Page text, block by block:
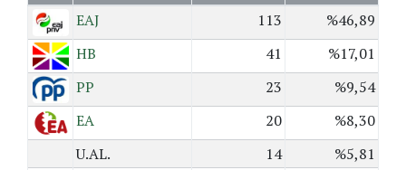
EAJ
113
%46,89
HB
41
%17,01
PP
23
%9,54
EA
20
%8,30
U.AL.
14
%5,81